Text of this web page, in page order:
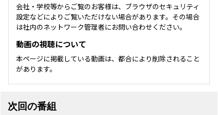
会社・学校等からご覧のお客様は、ブラウザのセキュリティ
設定などによりご覧いただけない場合があります。その場合
は社内のネットワーク管理者にお問い合わせください。
動画の視聴について
本ページに掲載している動画は、都合により削除されること
があります。
次回の番組